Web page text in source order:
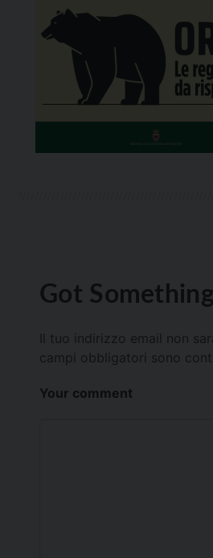
Got
Il tuo indirizzo email non
campi obbligatori sono
Your comment